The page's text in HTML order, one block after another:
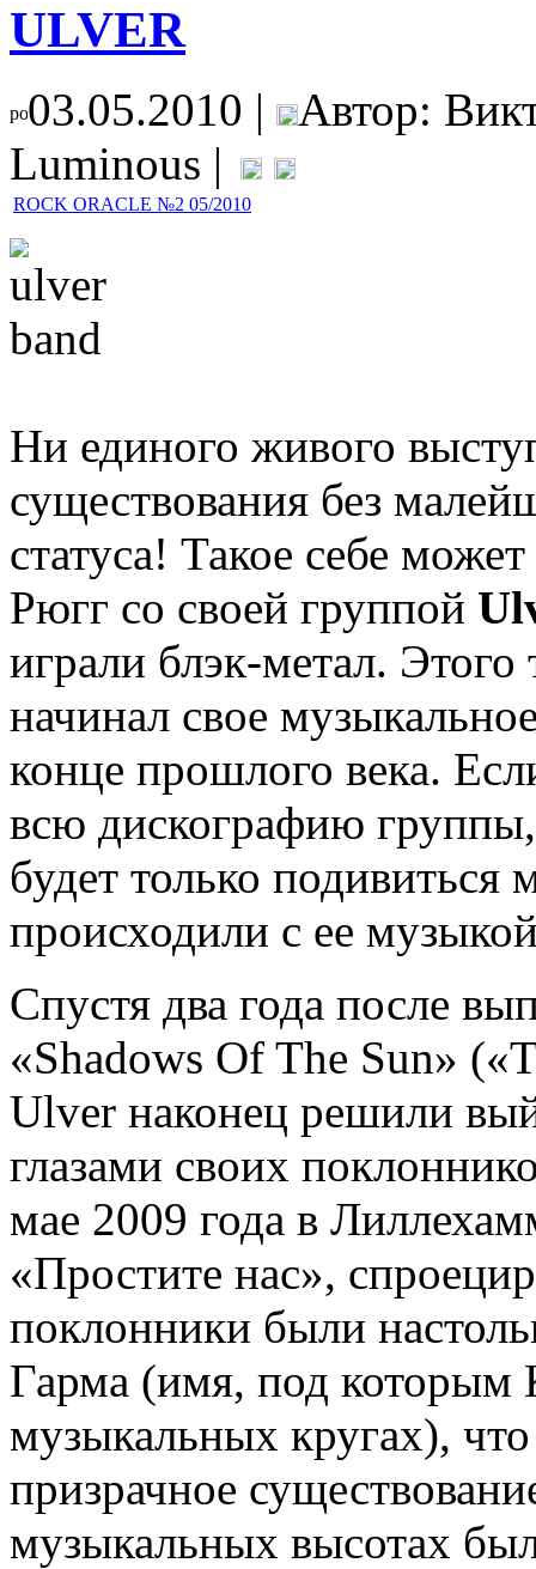
ULVER
03.05.2010 |
Автор:
Luminous |
ROCK ORACLE №2 05/2010
Ни единого живого
существования без
статуса! Такое себе
Рюгг со своей группой
играли блэк-метал.
начинал свое
конце прошлого века.
всю дискографию
будет только
происходили с ее
Спустя два года после
«Shadows Of The Sun»
Ulver наконец решили
глазами своих
мае 2009 года в
«Простите нас»,
поклонники были
Гарма (имя, под которым
музыкальных кругах),
призрачное
музыкальных высотах